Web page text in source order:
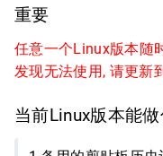
重要
任意一个Linux版本随
发现无法使用, 请更新
当前Linux版本能